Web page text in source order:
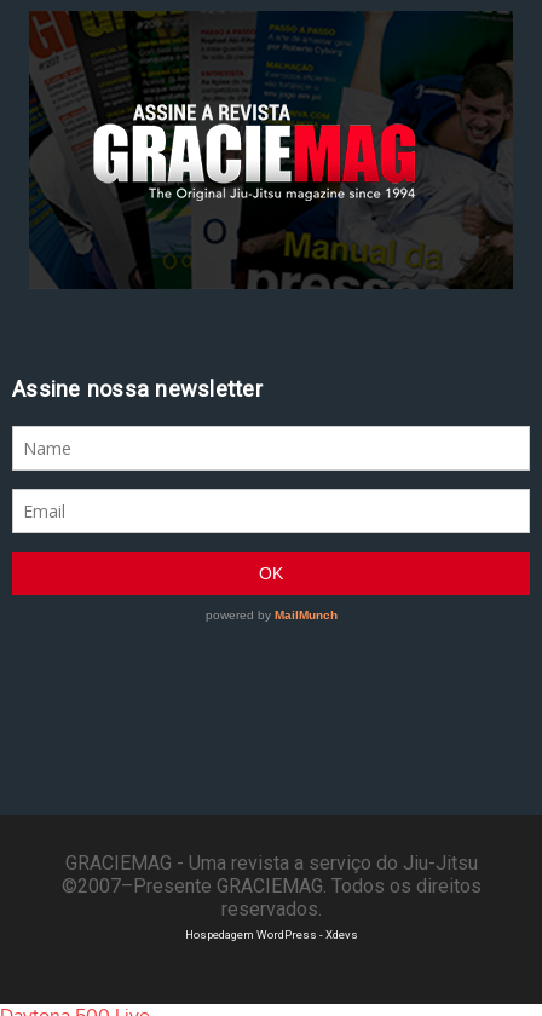
Assine nossa newsletter
GRACIEMAG - Uma revista a serviço do Jiu-Jitsu
©2007–Presente GRACIEMAG. Todos os direitos
reservados.
Hospedagem WordPress - Xdevs